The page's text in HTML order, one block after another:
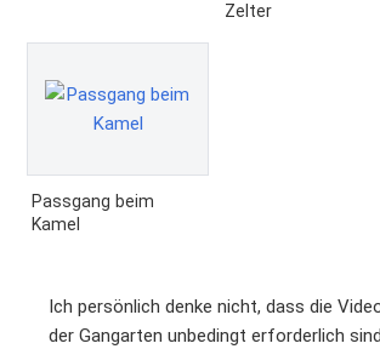
Zelter
Passgang beim
Kamel
Ich persönlich denke nicht, dass die
der Gangarten unbedingt erforderlich